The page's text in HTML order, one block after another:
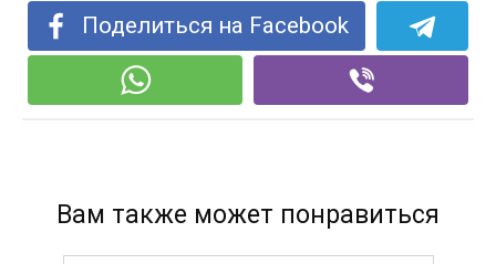
Поделиться на Facebook
Вам также может понравиться